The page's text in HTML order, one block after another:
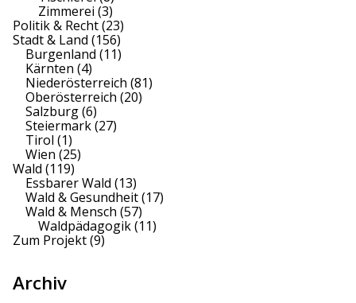
Zimmerei (3)
Politik & Recht(23)
Stadt & Land (156)
Burgenland (11)
Kärnten (4)
Niederösterreich (81)
Oberösterreich (20)
Salzburg(6)
Steiermark(27)
Tirol (1)
Wien (25)
Wald (119)
Essbarer Wald (13)
Wald & Gesundheit(17)
Wald & Mensch (57)
Waldpädagogik(11)
Zum Projekt(9)
Archiv